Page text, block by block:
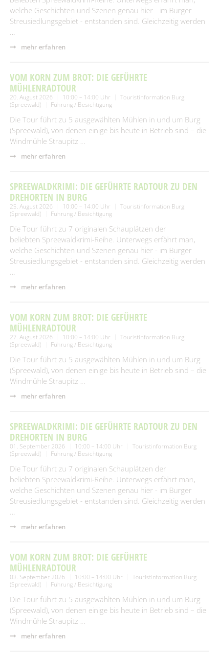
welche Geschichten und Szenen genau hier - im Burger
Streusiedlungsgebiet - entstanden sind. Gleichzeitig werden
…
mehr erfahren
VOM KORN ZUM BROT: DIE GEFÜHRTE
MÜHLENRADTOUR
20. August 2026 10:00 – 14:00 Uhr
Touristinformation Burg
(Spreewald)
Führung / Besichtigung
Die Tour führt zu 5 ausgewählten Mühlen in und um Burg
(Spreewald), von denen einige bis heute in Betrieb sind – die
Windmühle Straupitz …
mehr erfahren
SPREEWALDKRIMI: DIE GEFÜHRTE RADTOUR ZU DEN
DREHORTEN IN BURG
25. August 2026 10:00 – 14:00 Uhr
Touristinformation Burg
(Spreewald)
Führung / Besichtigung
Die Tour führt zu 7 originalen Schauplätzen der
beliebten Spreewaldkrimi‑Reihe. Unterwegs erfährt man,
welche Geschichten und Szenen genau hier - im Burger
Streusiedlungsgebiet - entstanden sind. Gleichzeitig werden
…
mehr erfahren
VOM KORN ZUM BROT: DIE GEFÜHRTE
MÜHLENRADTOUR
27. August 2026 10:00 – 14:00 Uhr
Touristinformation Burg
(Spreewald)
Führung / Besichtigung
Die Tour führt zu 5 ausgewählten Mühlen in und um Burg
(Spreewald), von denen einige bis heute in Betrieb sind – die
Windmühle Straupitz …
mehr erfahren
SPREEWALDKRIMI: DIE GEFÜHRTE RADTOUR ZU DEN
DREHORTEN IN BURG
01. September 2026 10:00 – 14:00 Uhr
Touristinformation Burg
(Spreewald)
Führung / Besichtigung
Die Tour führt zu 7 originalen Schauplätzen der
beliebten Spreewaldkrimi‑Reihe. Unterwegs erfährt man,
welche Geschichten und Szenen genau hier - im Burger
Streusiedlungsgebiet - entstanden sind. Gleichzeitig werden
…
mehr erfahren
VOM KORN ZUM BROT: DIE GEFÜHRTE
MÜHLENRADTOUR
03. September 2026 10:00 – 14:00 Uhr
Touristinformation Burg
(Spreewald)
Führung / Besichtigung
Die Tour führt zu 5 ausgewählten Mühlen in und um Burg
(Spreewald), von denen einige bis heute in Betrieb sind – die
Windmühle Straupitz …
mehr erfahren